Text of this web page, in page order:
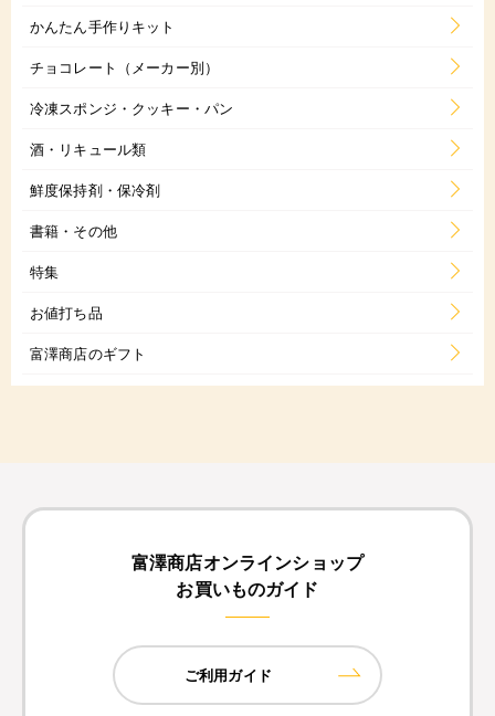
かんたん手作りキット
チョコレート（メーカー別）
冷凍スポンジ・クッキー・パン
酒・リキュール類
鮮度保持剤・保冷剤
書籍・その他
特集
お値打ち品
富澤商店のギフト
富澤商店オンラインショップ
お買いものガイド
ご利用ガイド